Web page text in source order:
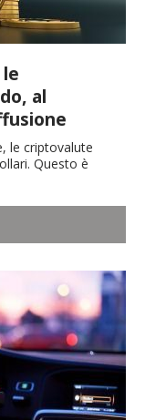
al
le criptovalute
Questo è